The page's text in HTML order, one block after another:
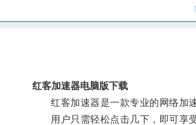
红客加速器电脑版下载
红客加速器是一款专业的网络加速
用户只需轻松点击几下，即可享受